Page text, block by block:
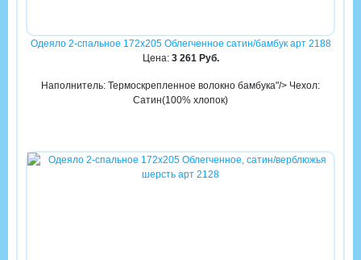
Одеяло 2-спальное 172х205 Облегченное сатин/бамбук арт 2188
Цена: 3 261 Руб.
Наполнитель: Термоскрепленное волокно бамбука"/> Чехол:
Сатин(100% хлопок)